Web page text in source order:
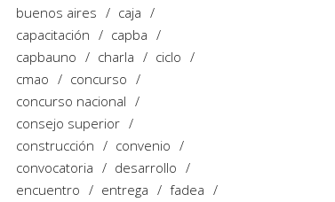
buenos aires
caja
capacitación
capba
capbauno
charla
ciclo
cmao
concurso
concurso nacional
consejo superior
construcción
convenio
convocatoria
desarrollo
encuentro
entrega
fadea